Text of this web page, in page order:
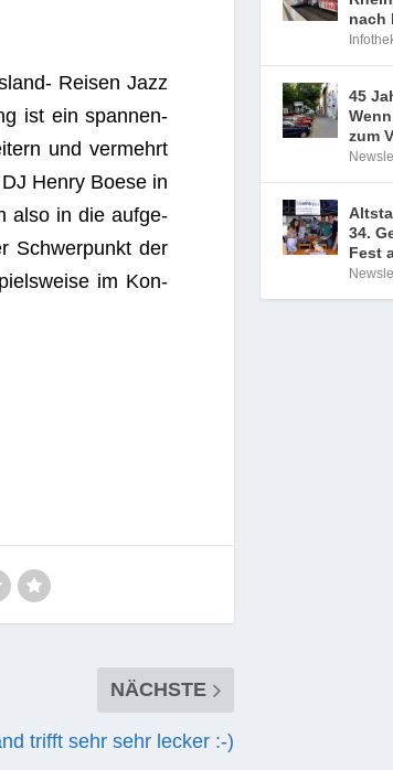
Rei­sen Jazz
ist ein span­nen­
und ver­mehrt
Henry Boese in
also in die auf­ge­
Schwer­punkt der
im Kon­
NÄCHSTE
trifft sehr sehr lecker :-)
nach
45
zum
34.
Fest